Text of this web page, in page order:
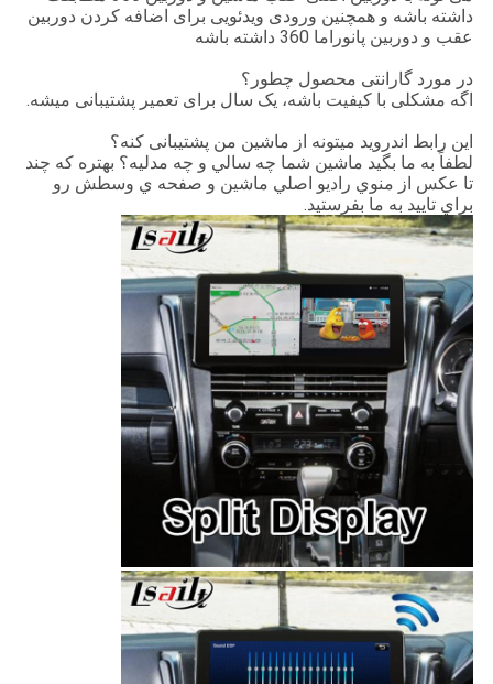
داشته باشه و همچنین ورودی ویدئویی برای اضافه کردن دوربین
عقب و دوربین پانوراما 360 داشته باشه
در مورد گارانتی محصول چطور؟
اگه مشکلی با کیفیت باشه، یک سال برای تعمیر پشتیبانی میشه.
اين رابط اندرويد ميتونه از ماشين من پشتیبانی کنه؟
لطفاً به ما بگيد ماشين شما چه سالي و چه مدليه؟ بهتره که چند
تا عکس از منوي راديو اصلي ماشين و صفحه ي وسطش رو
براي تاييد به ما بفرستيد.